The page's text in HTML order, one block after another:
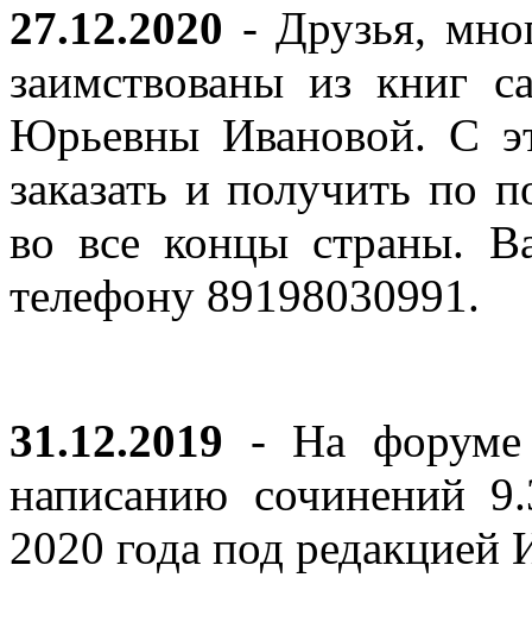
27.12.2020 - Друзья,
заимствованы из книг
Юрьевны Ивановой. С
заказать и получить по
во все концы страны.
телефону 89198030991.
31.12.2019 - На форуме
написанию сочинений
2020 года под